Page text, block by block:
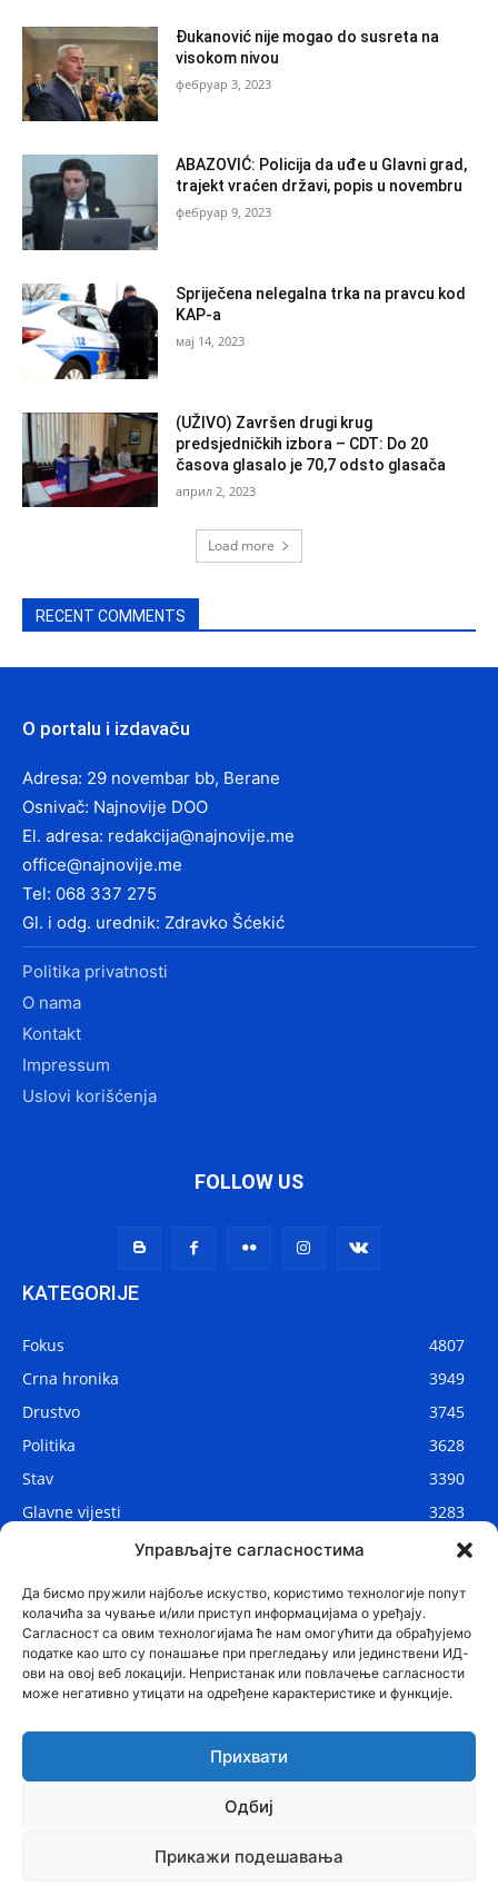
Управљајте сагласностима
Да бисмо пружили најбоље искуство, користимо технологије попут
колачића за чување и/или приступ информацијама о уређају.
Сагласност са овим технологијама ће нам омогућити да обрађујемо
податке као што су понашање при прегледању или јединствени ИД-
ови на овој веб локацији. Непристанак или повлачење сагласности
може негативно утицати на одређене карактеристике и функције.
Прихвати
Одбиј
Прикажи подешавања
Đukanović nije mogao do susreta na
visokom nivou
фебруар 3, 2023
ABAZOVIĆ: Policija da uđe u Glavni grad,
trajekt vraćen državi, popis u novembru
фебруар 9, 2023
Spriječena nelegalna trka na pravcu kod
KAP-a
мај 14, 2023
(UŽIVO) Završen drugi krug
predsjedničkih izbora – CDT: Do 20
časova glasalo je 70,7 odsto glasača
април 2, 2023
Load more
RECENT COMMENTS
O portalu i izdavaču
Adresa: 29 novembar bb, Berane
Osnivač: Najnovije DOO
El. adresa: redakcija@najnovije.me
office@najnovije.me
Tel: 068 337 275
Gl. i odg. urednik: Zdravko Šćekić
Politika privatnosti
O nama
Kontakt
Impressum
Uslovi korišćenja
FOLLOW US
KATEGORIJE
Fokus
4807
Crna hronika
3949
Drustvo
3745
Politika
3628
Stav
3390
Glavne vijesti
3283
2906